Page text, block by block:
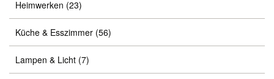
Heimwerken (23)
Küche & Esszimmer (56)
Lampen & Licht (7)